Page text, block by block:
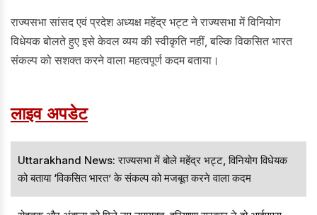
राज्यसभा सांसद एवं प्रदेश अध्यक्ष महेंद्र भट्ट ने राज्यसभा में विनियोग
विधेयक बोलते हुए इसे केवल व्यय की स्वीकृति नहीं, बल्कि विकसित भारत
संकल्प को सशक्त करने वाला महत्वपूर्ण कदम बताया।
लाइव अपडेट
Uttarakhand News: राज्यसभा में बोले महेंद्र भट्ट, विनियोग विधेयक
को बताया ‘विकसित भारत’ के संकल्प को मजबूत करने वाला कदम